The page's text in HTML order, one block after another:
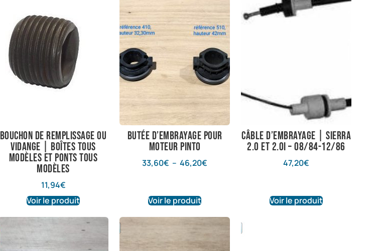
Bouchon de remplissage ou
vidange | Boîtes tous
modèles et ponts tous
modèles
11,94€
Voir le produit
Butée d’embrayage pour
moteur Pinto
33,60€ – 46,20€
Voir le produit
Câble d’embrayage | Sierra
2.0 et 2.0i – 08/84-12/86
47,20€
Voir le produit